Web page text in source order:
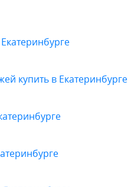
купить в Екатеринбурге